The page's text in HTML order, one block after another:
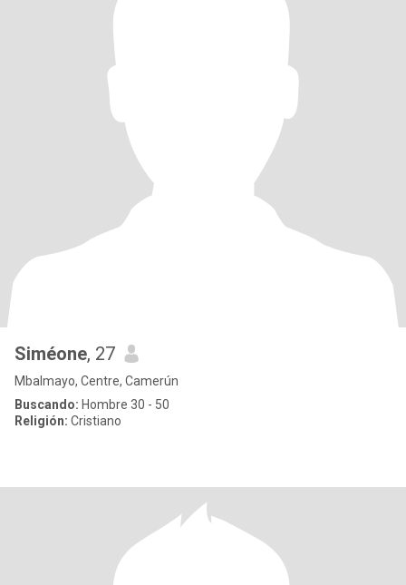
Siméone, 27
Mbalmayo, Centre, Camerún
Buscando: Hombre 30 - 50
Religión: Cristiano